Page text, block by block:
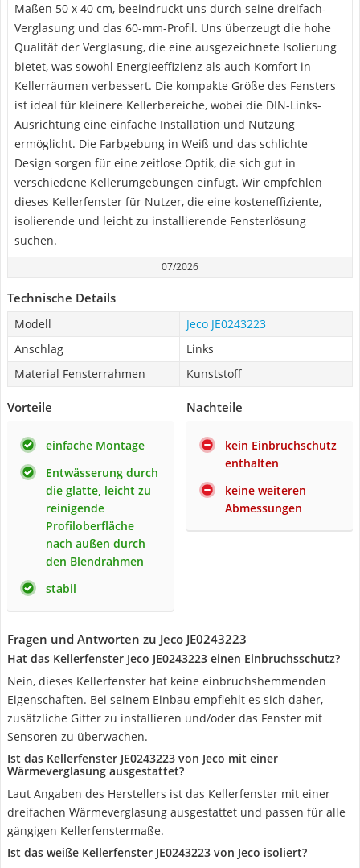
Maßen 50 x 40 cm, beeindruckt uns durch seine dreifach-
Verglasung und das 60-mm-Profil. Uns überzeugt die hohe
Qualität der Verglasung, die eine ausgezeichnete Isolierung
bietet, was sowohl Energieeffizienz als auch Komfort in
Kellerräumen verbessert. Die kompakte Größe des Fensters
ist ideal für kleinere Kellerbereiche, wobei die DIN-Links-
Ausrichtung eine einfache Installation und Nutzung
ermöglicht. Die Farbgebung in Weiß und das schlichte
Design sorgen für eine zeitlose Optik, die sich gut in
verschiedene Kellerumgebungen einfügt. Wir empfehlen
dieses Kellerfenster für Nutzer, die eine kosteneffiziente,
isolierende und leicht zu installierende Fensterlösung
suchen.
07/2026
Technische Details
Modell
Jeco JE0243223
Anschlag
Links
Material Fensterrahmen
Kunststoff
Vorteile
einfache Montage
Entwässerung durch
die glatte, leicht zu
reinigende
Profiloberfläche
nach außen durch
den Blendrahmen
stabil
Nachteile
kein Einbruchschutz
enthalten
keine weiteren
Abmessungen
Fragen und Antworten zu Jeco JE0243223
Hat das Kellerfenster Jeco JE0243223 einen Einbruchsschutz?
Nein, dieses Kellerfenster hat keine einbruchshemmenden
Eigenschaften. Bei seinem Einbau empfiehlt es sich daher,
zusätzliche Gitter zu installieren und/oder das Fenster mit
Sensoren zu überwachen.
Ist das Kellerfenster JE0243223 von Jeco mit einer
Wärmeverglasung ausgestattet?
Laut Angaben des Herstellers ist das Kellerfenster mit einer
dreifachen Wärmeverglasung ausgestattet und passen für alle
gängigen Kellerfenstermaße.
Ist das weiße Kellerfenster JE0243223 von Jeco isoliert?